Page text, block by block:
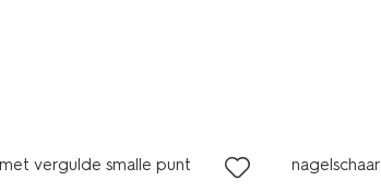
vergulde smalle punt nagelschaar